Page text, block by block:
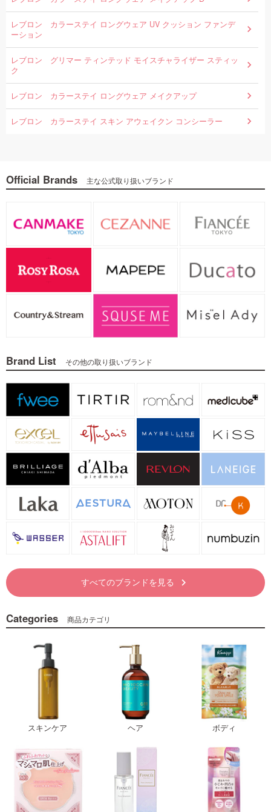
レブロン カラーステイ ロングウェア UV クッション ファンデ
ーション
レブロン グリマー ティンテッド モイスチャライザー スティッ
ク
レブロン カラーステイ ロングウェア メイクアップ
レブロン カラーステイ スキン アウェイクン コンシーラー
Official Brands 主な公式取り扱いブランド
Brand List その他の取り扱いブランド
すべてのブランドを見る keyboard_arrow_right
Categories 商品カテゴリ
スキンケア ヘア ボディ